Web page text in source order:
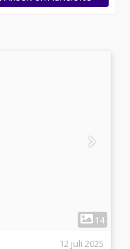
14
12 juli 2025